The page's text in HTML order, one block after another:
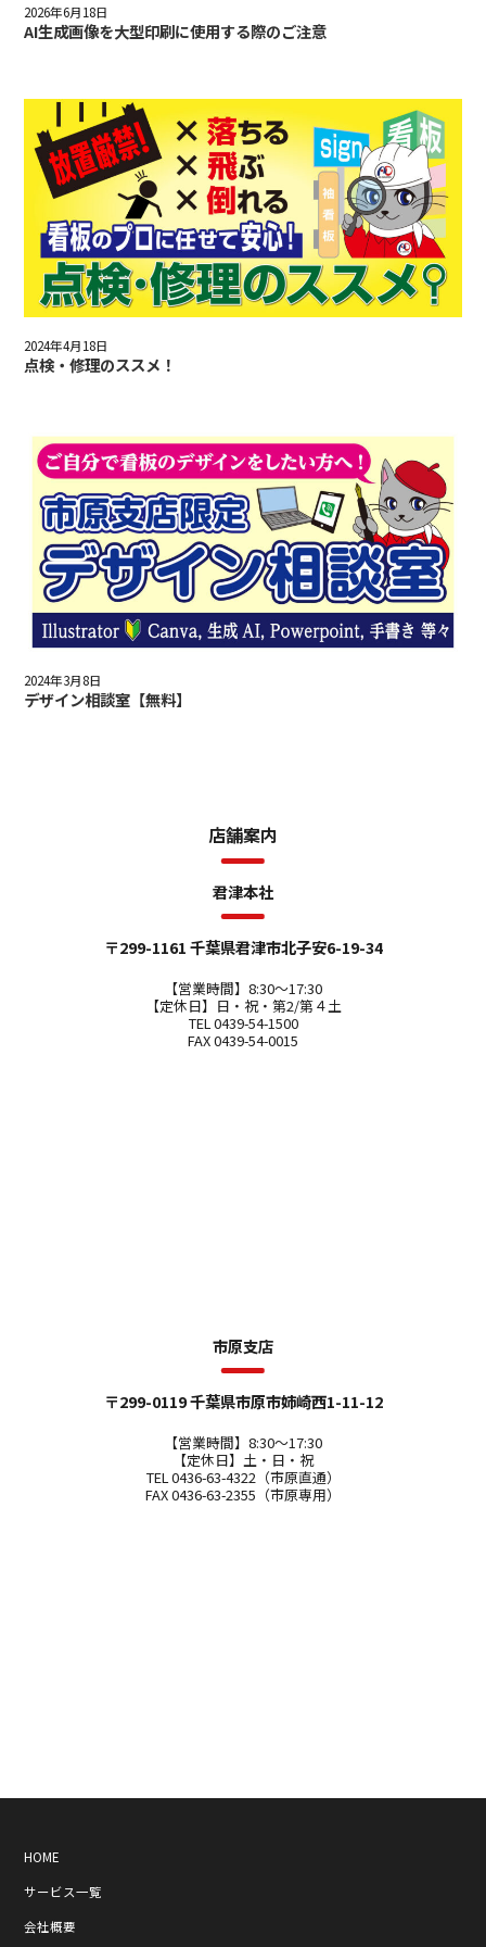
2026年6月18日
AI生成画像を大型印刷に使用する際のご注意
2024年4月18日
点検・修理のススメ！
2024年3月8日
デザイン相談室【無料】
店舗案内
君津本社
〒299-1161 千葉県君津市北子安6-19-34
【営業時間】8:30～17:30
【定休日】日・祝・第2/第４土
TEL 0439-54-1500
FAX 0439-54-0015
市原支店
〒299-0119 千葉県市原市姉崎西1-11-12
【営業時間】8:30～17:30
【定休日】土・日・祝
TEL 0436-63-4322（市原直通）
FAX 0436-63-2355（市原専用）
HOME
サービス一覧
会社概要